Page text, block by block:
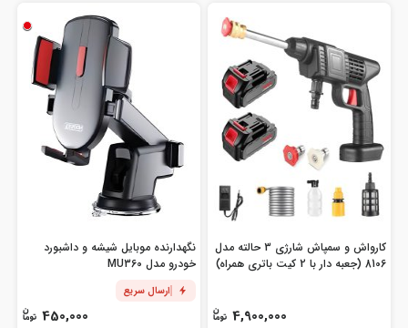
کارواش و سمپاش شارژی 3 حالته مدل
8106 (جعبه دار با 2 کیت باتری همراه)
4,900,000
نگهدارنده موبایل شیشه و داشبورد
خودرو مدل MU360
ارسال سریع
450,000